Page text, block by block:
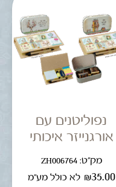
נפוליטנים עם
אורגנייזר איכותי
מק"ט: ZH006764
₪35.00 לא כולל מע"מ